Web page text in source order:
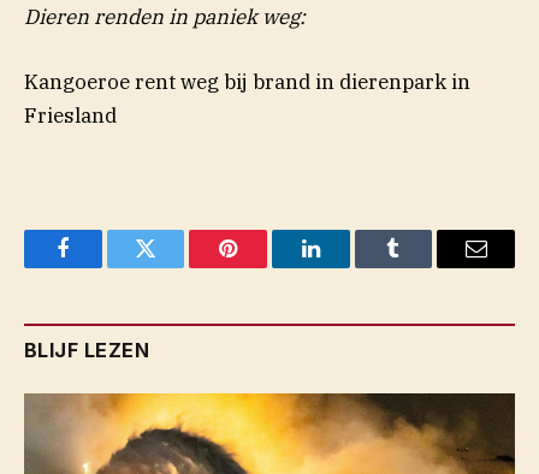
Dieren renden in paniek weg:
Kangoeroe rent weg bij brand in dierenpark in
Friesland
FacebookTwitter Pinterest LinkedInTumblr Email
BLIJF LEZEN